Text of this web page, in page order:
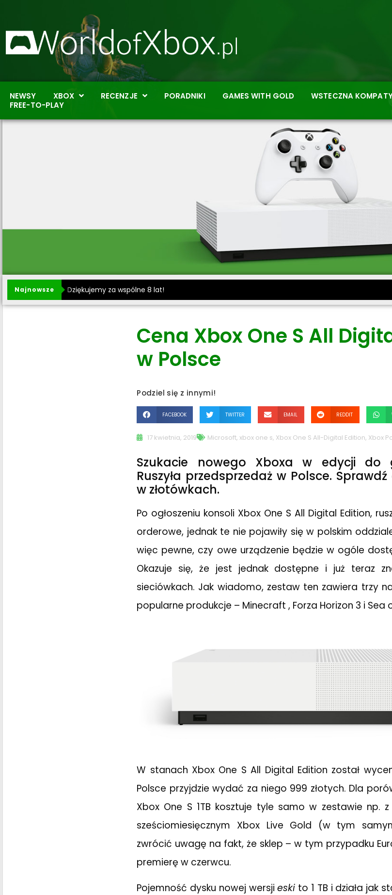
NEWSY XBOX RECENZJE PORADNIKI GAMES WITH GOLD WSTECZNA
FREE-TO-PLAY
Najnowsze Dziękujemy za wspólne 8 lat!
Cena Xbox One S All
w Polsce
Podziel się z innymi!
FACEBOOK TWITTER EMAIL REDDIT
17 kwietnia, 2019 Microsoft,xbox one s, Xbox One S All-Digital Edition, Xbox
Szukacie nowego Xboxa w edycji do
Ruszyła przedsprzedaż w Polsce.
w złotówkach.
Po ogłoszeniu konsoli Xbox One S All Digital Edition,
orderowe, jednak te nie pojawiły się w polskim
więc pewne, czy owe urządzenie będzie w ogóle
Okazuje się, że jest jednak dostępne i już teraz
sieciówkach. Jak wiadomo, zestaw ten zawiera trzy
popularne produkcje – Minecraft , Forza Horizon 3 i Sea
W stanach Xbox One S All Digital Edition został
Polsce przyjdzie wydać za niego 999 złotych. Dla
Xbox One S 1TB kosztuje tyle samo w zestawie np.
sześciomiesięcznym Xbox Live Gold (w tym
zwrócić uwagę na fakt, że sklep – w tym przypadku
premierę w czerwcu.
Pojemność dysku nowej wersjieski to 1 TB i działa jak